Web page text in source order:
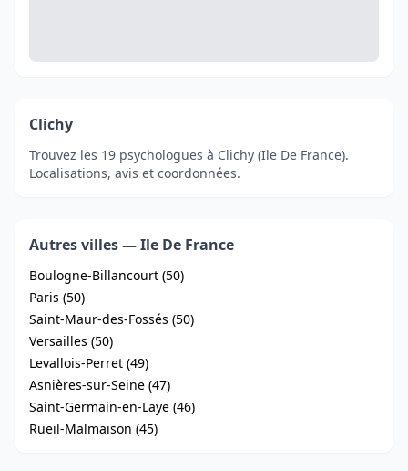
Clichy
Trouvez les 19 psychologues à Clichy (Ile De France).
Localisations, avis et coordonnées.
Autres villes — Ile De France
Boulogne-Billancourt (50)
Paris (50)
Saint-Maur-des-Fossés (50)
Versailles (50)
Levallois-Perret (49)
Asnières-sur-Seine (47)
Saint-Germain-en-Laye (46)
Rueil-Malmaison (45)